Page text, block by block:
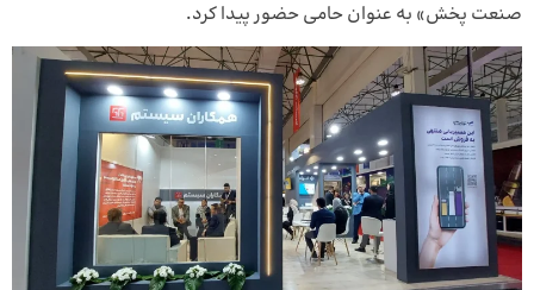
صنعت پخش» به عنوان حامی حضور پیدا کرد.